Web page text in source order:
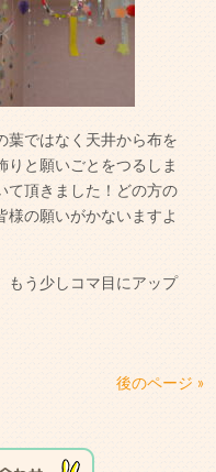
葉ではなく天井から布を
りと願いごとをつるしま
て頂きました！どの方の
様の願いがかないますよ
もう少しコマ目にアップ
後のページ »